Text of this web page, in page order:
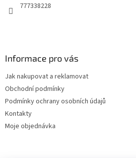
777338228
Informace pro vás
Jak nakupovat a reklamovat
Obchodní podmínky
Podmínky ochrany osobních údajů
Kontakty
Moje objednávka